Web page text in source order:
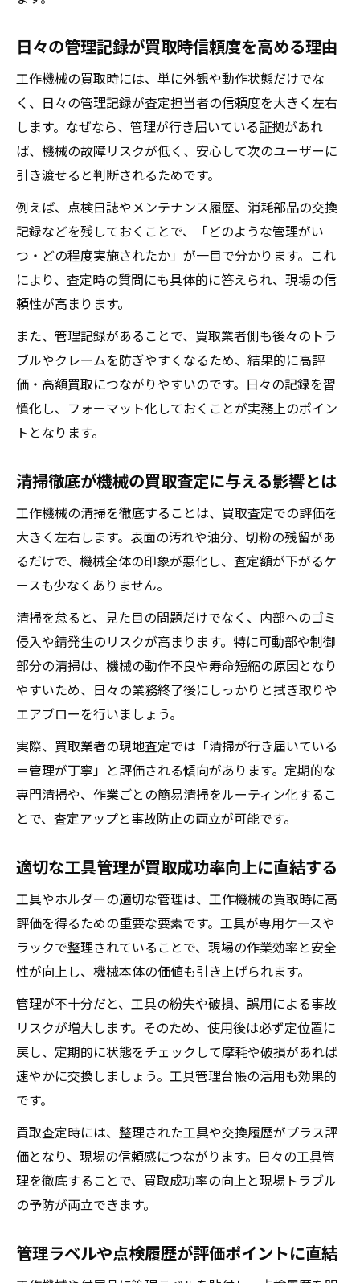
日々の管理記録が買取時信頼度を高める理由
工作機械の買取時には、単に外観や動作状態だけでな
く、日々の管理記録が査定担当者の信頼度を大きく左右
します。なぜなら、管理が行き届いている証拠があれ
ば、機械の故障リスクが低く、安心して次のユーザーに
引き渡せると判断されるためです。
例えば、点検日誌やメンテナンス履歴、消耗部品の交換
記録などを残しておくことで、「どのような管理がい
つ・どの程度実施されたか」が一目で分かります。これ
により、査定時の質問にも具体的に答えられ、現場の信
頼性が高まります。
また、管理記録があることで、買取業者側も後々のトラ
ブルやクレームを防ぎやすくなるため、結果的に高評
価・高額買取につながりやすいのです。日々の記録を習
慣化し、フォーマット化しておくことが実務上のポイン
トとなります。
清掃徹底が機械の買取査定に与える影響とは
工作機械の清掃を徹底することは、買取査定での評価を
大きく左右します。表面の汚れや油分、切粉の残留があ
るだけで、機械全体の印象が悪化し、査定額が下がるケ
ースも少なくありません。
清掃を怠ると、見た目の問題だけでなく、内部へのゴミ
侵入や錆発生のリスクが高まります。特に可動部や制御
部分の清掃は、機械の動作不良や寿命短縮の原因となり
やすいため、日々の業務終了後にしっかりと拭き取りや
エアブローを行いましょう。
実際、買取業者の現地査定では「清掃が行き届いている
＝管理が丁寧」と評価される傾向があります。定期的な
専門清掃や、作業ごとの簡易清掃をルーティン化するこ
とで、査定アップと事故防止の両立が可能です。
適切な工具管理が買取成功率向上に直結する
工具やホルダーの適切な管理は、工作機械の買取時に高
評価を得るための重要な要素です。工具が専用ケースや
ラックで整理されていることで、現場の作業効率と安全
性が向上し、機械本体の価値も引き上げられます。
管理が不十分だと、工具の紛失や破損、誤用による事故
リスクが増大します。そのため、使用後は必ず定位置に
戻し、定期的に状態をチェックして摩耗や破損があれば
速やかに交換しましょう。工具管理台帳の活用も効果的
です。
買取査定時には、整理された工具や交換履歴がプラス評
価となり、現場の信頼感につながります。日々の工具管
理を徹底することで、買取成功率の向上と現場トラブル
の予防が両立できます。
管理ラベルや点検履歴が評価ポイントに直結